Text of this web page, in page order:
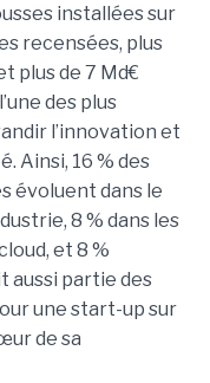
installées sur
recensées, plus
plus de 7 Md€
des plus
l’innovation et
Ainsi, 16 % des
évoluent dans le
8 % dans les
et 8 %
aussi partie des
une start-up sur
de sa